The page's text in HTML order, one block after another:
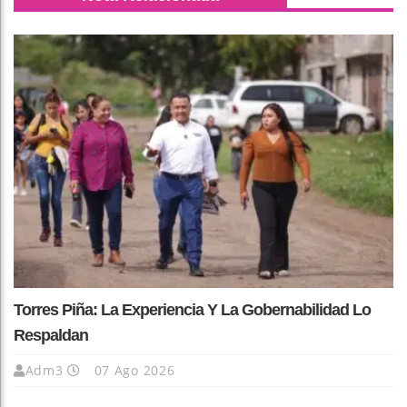
Torres Piña: La Experiencia Y La Gobernabilidad Lo
Respaldan
Adm3 07 Ago 2026